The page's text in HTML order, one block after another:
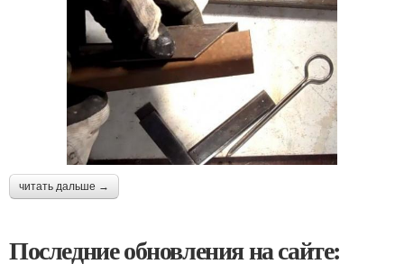
читать дальше →
Последние обновления на сайте: